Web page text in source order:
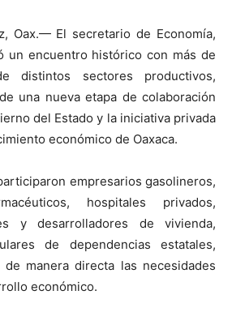
Oax.— El secretario de Economía,
un encuentro histórico con más de
distintos sectores productivos,
una nueva etapa de colaboración
del Estado y la iniciativa privada
económico de Oaxaca.
empresarios gasolineros,
hospitales privados,
y desarrolladores de vivienda,
de dependencias estatales,
manera directa las necesidades
económico.